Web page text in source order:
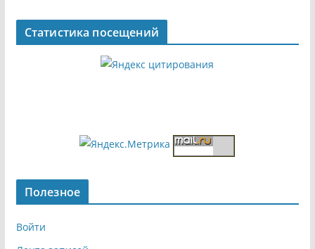
Статистика посещений
Полезное
Войти